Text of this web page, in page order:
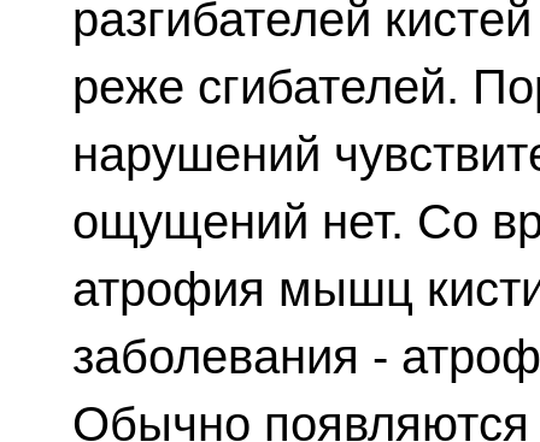
разгибателей
реже сгибателей.
нарушений
ощущений нет. Со
атрофия мышц
заболевания -
Обычно появляются